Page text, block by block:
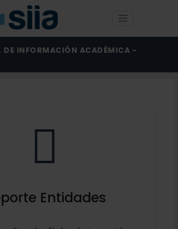
DE INFORMACIÓN ACADÉMICA -
Entidades